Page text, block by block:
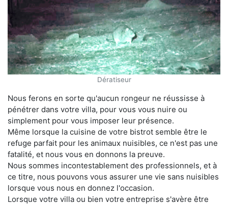
Dératiseur
Nous ferons en sorte qu'aucun rongeur ne réussisse à
pénétrer dans votre villa, pour vous vous nuire ou
simplement pour vous imposer leur présence.
Même lorsque la cuisine de votre bistrot semble être le
refuge parfait pour les animaux nuisibles, ce n'est pas une
fatalité, et nous vous en donnons la preuve.
Nous sommes incontestablement des professionnels, et à
ce titre, nous pouvons vous assurer une vie sans nuisibles
lorsque vous nous en donnez l'occasion.
Lorsque votre villa ou bien votre entreprise s'avère être